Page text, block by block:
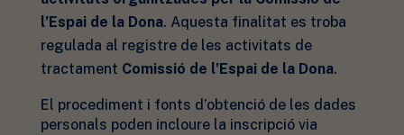
l’Espai de la Dona. Aquesta finalitat es troba
regulada al registre de les activitats de
tractament Comissió de l’Espai de la Dona.
El procediment i fonts d’obtenció de les dades
personals poden incloure la inscripció via